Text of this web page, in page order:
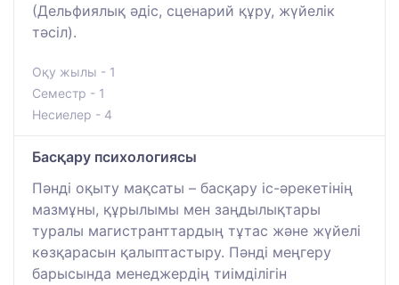
(Дельфиялық әдіс, сценарий құру, жүйелік
тәсіл).
Оқу жылы - 1
Семестр - 1
Несиелер - 4
Басқару психологиясы
Пәнді оқыту мақсаты – басқару іс-әрекетінің
мазмұны, құрылымы мен заңдылықтары
туралы магистранттардың тұтас және жүйелі
көзқарасын қалыптастыру. Пәнді меңгеру
барысында менеджердің тиімділігін